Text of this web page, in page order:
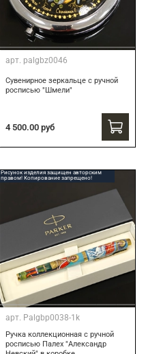
арт. palgbz0046
Сувенирное зеркальце с ручной
росписью "Шмели"
4 500.00 руб
Рисунок изделия защищен авторским
правом! Копирование запрещено!
арт. Palgbp0038-1k
Ручка коллекционная с ручной
росписью Палех "Александр